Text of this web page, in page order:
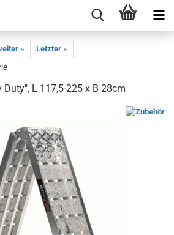
»
Letzter »
L 117,5-225 x B 28cm